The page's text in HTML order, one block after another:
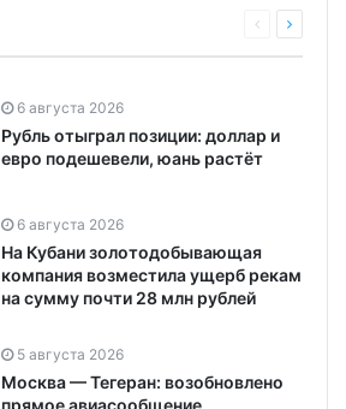
6 августа 2026
Рубль отыграл позиции: доллар и
евро подешевели, юань растёт
6 августа 2026
На Кубани золотодобывающая
компания возместила ущерб рекам
на сумму почти 28 млн рублей
5 августа 2026
Москва — Тегеран: возобновлено
прямое авиасообщение